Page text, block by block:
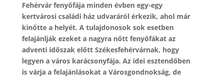
Fehérvár fenyőfája minden évben egy-egy
kertvárosi családi ház udvaráról érkezik, ahol már
kinőtte a helyét. A tulajdonosok sok esetben
felajánlják ezeket a nagyra nőtt fenyőfákat az
adventi időszak előtt Székesfehérvárnak, hogy
legyen a város karácsonyfája. Az idei esztendőben
is várja a felajánlásokat a Városgondnokság, de